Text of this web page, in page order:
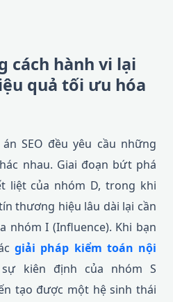
cách hành vi lại
quả tối ưu hóa
SEO đều yêu cầu những
nhau. Giai đoạn bứt phá
liệt của nhóm D, trong khi
thương hiệu lâu dài lại cần
nhóm I (Influence). Khi bạn
giải pháp kiểm toán nội
kiên định của nhóm S
tạo được một hệ sinh thái